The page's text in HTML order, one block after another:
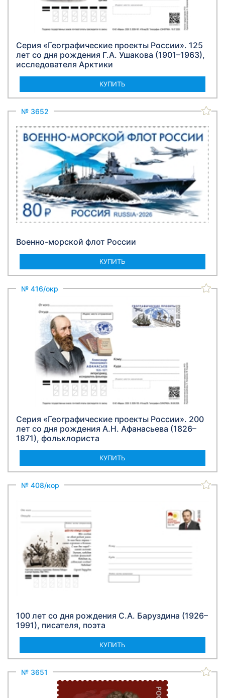
Серия «Географические проекты России». 125
лет со дня рождения Г.А. Ушакова (1901–1963),
исследователя Арктики
КУПИТЬ
№ 3652
Военно-морской флот России
КУПИТЬ
№ 416/окр
Серия «Географические проекты России». 200
лет со дня рождения А.Н. Афанасьева (1826–
1871), фольклориста
КУПИТЬ
№ 408/кор
100 лет со дня рождения С.А. Баруздина (1926–
1991), писателя, поэта
КУПИТЬ
№ 3651